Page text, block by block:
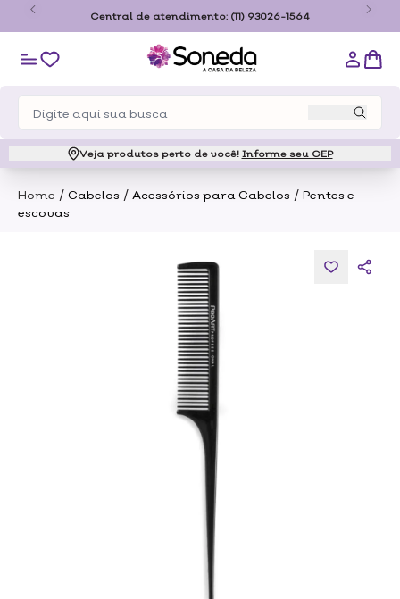
Central de atendimento: (11) 93026-1564
Veja produtos perto de você! Informe seu CEP
Home / Cabelos / Acessórios para Cabelos / Pentes e
escovas